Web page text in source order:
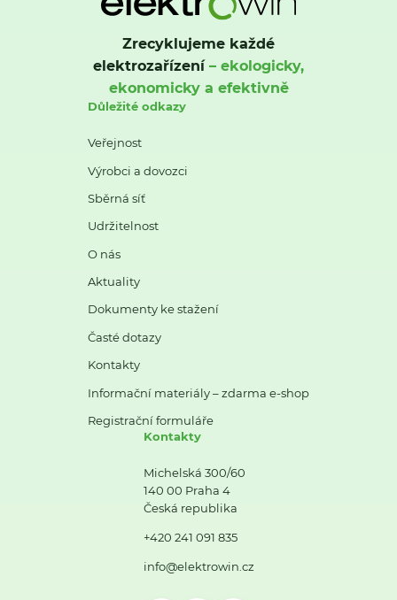
Zrecyklujeme každé
elektrozařízení– ekologicky,
ekonomicky a efektivně
Důležité odkazy
Veřejnost
Výrobci a dovozci
Sběrná síť
Udržitelnost
O nás
Aktuality
Dokumenty ke stažení
Časté dotazy
Kontakty
Informační materiály – zdarma e-shop
Registrační formuláře
Kontakty
Michelská 300/60
140 00 Praha 4
Česká republika
+420 241 091 835
info@elektrowin.cz